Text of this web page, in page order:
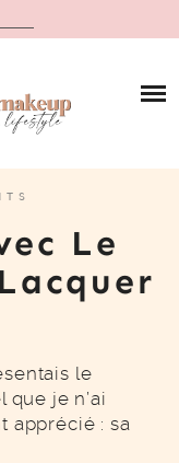
Le
le
que je n’ai
apprécié : sa